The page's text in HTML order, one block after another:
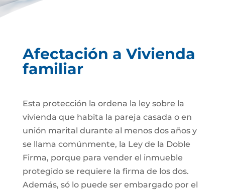
Afectación a Vivienda
familiar
Esta protección la ordena la ley sobre la
vivienda que habita la pareja casada o en
unión marital durante al menos dos años y
se llama comúnmente, la Ley de la Doble
Firma, porque para vender el inmueble
protegido se requiere la firma de los dos.
Además, só lo puede ser embargado por el